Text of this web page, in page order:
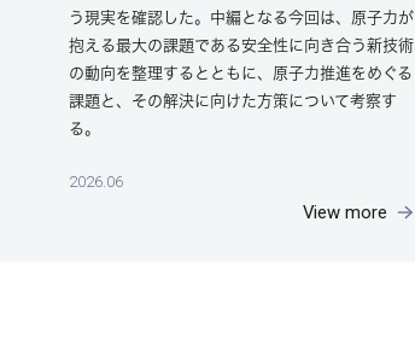
う現実を確認した。中編となる今回は、原子力が
抱える最大の課題である安全性に向き合う新技術
の動向を整理するとともに、原子力推進をめぐる
課題と、その解決に向けた方策について考察す
る。
2026.06
View more